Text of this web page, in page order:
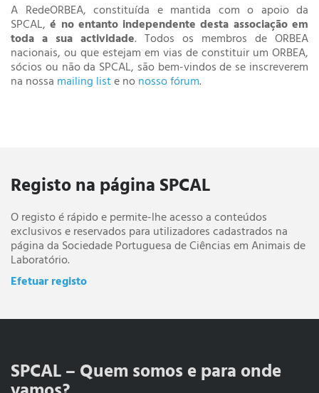
A RedeORBEA, constituída e mantida com o apoio da
SPCAL,é no entanto independente desta associação em
toda a sua actividade. Todos os membros de ORBEA
nacionais, ou que estejam em vias de constituir um ORBEA,
sócios ou não da SPCAL, são bem-vindos de se inscreverem
na nossa mailing liste nonosso fórum.
Registo na página SPCAL
O registo é rápido e permite-lhe acesso a conteúdos
exclusivos e reservados para utilizadores cadastrados na
página da Sociedade Portuguesa de Ciências em Animais de
Laboratório.
Efetuar registo
SPCAL – Quem somos e para onde